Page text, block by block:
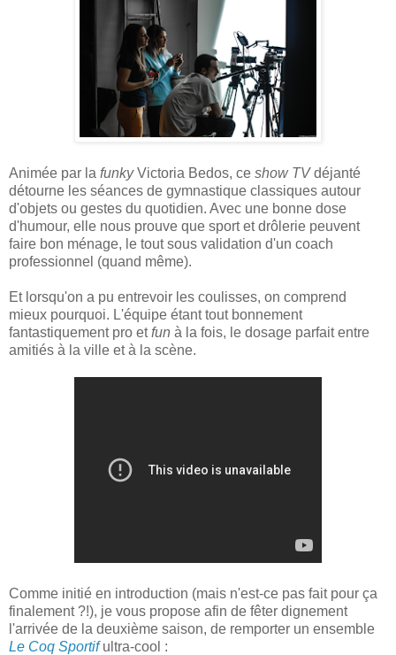
Animée par la funkyVictoria Bedos, ce show TVdéjanté
détourne les séances de gymnastique classiques autour
d'objets ou gestes du quotidien. Avec une bonne dose
d'humour, elle nous prouve que sport et drôlerie peuvent
faire bon ménage, le tout sous validation d'un coach
professionnel (quand même).
Et lorsqu'on a pu entrevoir les coulisses, on comprend
mieux pourquoi. L'équipe étant tout bonnement
fantastiquement pro etfun à la fois, le dosage parfait entre
amitiés à la ville et à la scène.
Comme initié en introduction (mais n'est-ce pas fait pour ça
finalement ?!), je vous propose afin de fêter dignement
l'arrivée de la deuxième saison, de remporter un ensemble
Le Coq Sportifultra-cool :